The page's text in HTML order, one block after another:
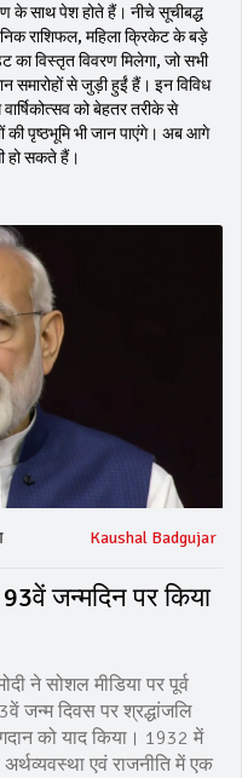
के साथ पेश होते हैं। नीचे सूचीबद्ध
राशिफल, महिला क्रिकेट के बड़े
विस्तृत विवरण मिलेगा, जो सभी
समारोहों से जुड़ी हुईं हैं। इन विविध
को बेहतर तरीके से
की पृष्ठभूमि भी जान पाएंगे। अब आगे
हो सकते हैं।
Kaushal Badgujar
जन्मदिन पर किया
ने सोशल मीडिया पर पूर्व
जन्म दिवस पर श्रद्धांजलि
को याद किया। 1932 में
एवं राजनीति में एक